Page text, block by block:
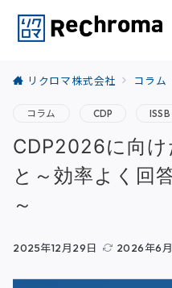
リクロマ株式会社 コラム
コラム CDP ISSB
CDP2026に向け
と～効率よく回
～
2025年12月29日 2026年6